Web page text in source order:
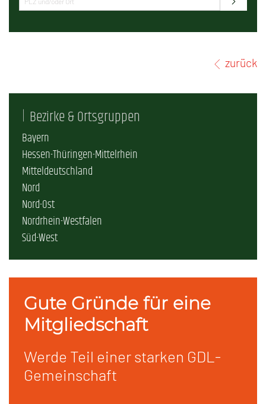
zurück
Bezirke & Ortsgruppen
Bayern
Hessen-Thüringen-Mittelrhein
Mitteldeutschland
Nord
Nord-Ost
Nordrhein-Westfalen
Süd-West
Gute Gründe für eine
Mitgliedschaft
Werde Teil einer starken GDL-
Gemeinschaft